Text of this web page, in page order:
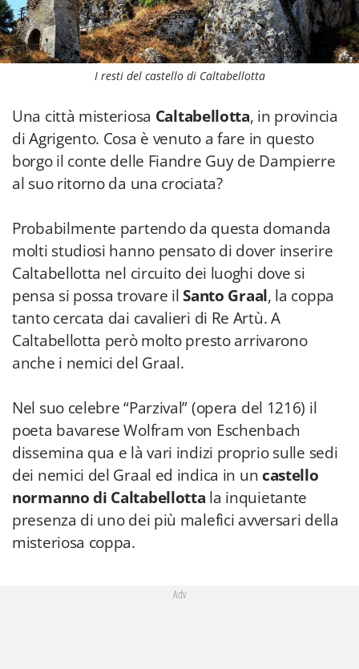
I resti del castello di Caltabellotta
Una città misteriosa Caltabellotta, in provincia
di Agrigento. Cosa è venuto a fare in questo
borgo il conte delle Fiandre Guy de Dampierre
al suo ritorno da una crociata?
Probabilmente partendo da questa domanda
molti studiosi hanno pensato di dover inserire
Caltabellotta nel circuito dei luoghi dove si
pensa si possa trovare ilSanto Graal, la coppa
tanto cercata dai cavalieri di Re Artù. A
Caltabellotta però molto presto arrivarono
anche i nemici del Graal.
Nel suo celebre “Parzival” (opera del 1216) il
poeta bavarese Wolfram von Eschenbach
dissemina qua e là vari indizi proprio sulle sedi
dei nemici del Graal ed indica in un castello
normanno di Caltabellotta la inquietante
presenza di uno dei più malefici avversari della
misteriosa coppa.
Adv